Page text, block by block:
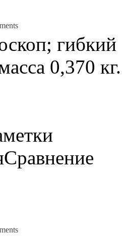
0,370 кг.
Сравнение